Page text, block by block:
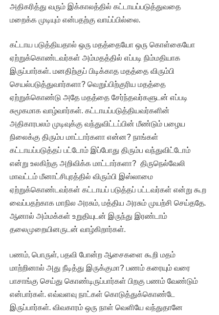
அதிகரித்து வரும் இக்காலத்தில் கட்டாயப்படுத்துவதை
மறைக்க முடியும் என்பதற்கு வாய்ப்பில்லை.
கட்டாய படுத்தியதால் ஒரு மதத்தையோ ஒரு கொள்கையோ
ஏற்றுக்கொண்டவர்கள் அம்மதத்தில் எப்படி நிம்மதியாக
இருப்பார்கள். மனதிற்குப் பிடிக்காத மதத்தை விரும்பி
செயல்படுத்துவார்களா? வெறுப்பிற்குரிய மதத்தை
ஏற்றுக்கொண்டு அதே மதத்தை சேர்ந்தவர்களுடன் எப்படி
சுமூகமாக வாழ்வார்கள். கட்டாயப்படுத்தியவர்களின்
அதிகாரபலம் முடிவுக்கு வந்துவிட்டப்பின் மீண்டும் பழைய
நிலைக்கு திரும்ப மாட்டார்களா என்ன? நாங்கள்
கட்டாயப்படுத்தப் பட்டோம் இப்போது திரும்ப வந்துவிட்டோம்
என்று உலகிற்கு அறிவிக்க மாட்டார்களா? திருநெல்வேலி
மாவட்டம் மீனாட்சிபுரத்தில் விரும்பி இஸ்லாமை
ஏற்றுக்கொண்டவர்கள் கட்டாயப் படுத்தப் பட்டவர்கள் என்று கூற
வைப்பதற்காக மாநில அரசும், மத்திய அரசும் முயற்சி செய்ததே.
ஆனால் அம்மக்கள் உறுதியுடன் இருந்து இரண்டாம்
தலைமுறையினருடன் வாழ்கிறார்கள்.
பணம், பொருள், பதவி போன்ற ஆசைகளை கூறி மதம்
மாற்றினால் அது நீடித்து இருக்குமா? பணம் கரையும் வரை
பாசாங்கு செய்து கொண்டிருப்பார்கள் பிறகு பணம் வேண்டும்
என்பார்கள். எவ்வளவு நாட்கள் கொடுத்துக்கொண்டே
இருப்பார்கள். விவகாரம் ஒரு நாள் வெளியே வந்துதானே